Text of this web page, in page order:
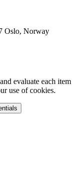
Oslo, Norway
evaluate each item
use of cookies.